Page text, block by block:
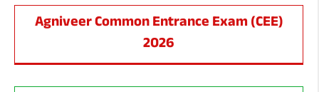
Agniveer Common Entrance Exam (CEE)
2026